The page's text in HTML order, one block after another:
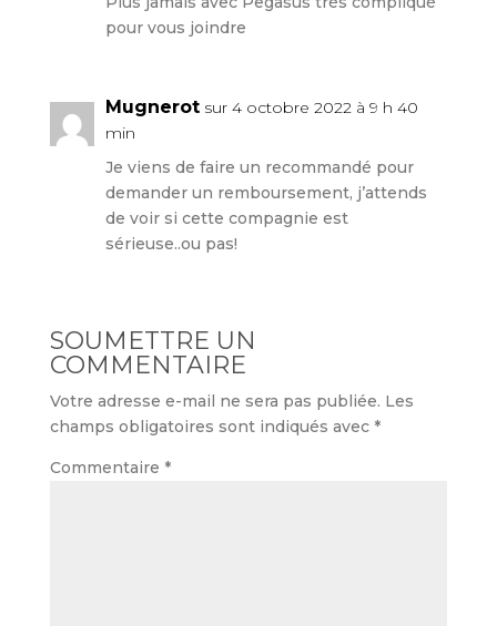
pour vous joindre
Mugnerot sur 4 octobre 2022 à 9 h 40
min
Je viens de faire un recommandé pour
demander un remboursement, j’attends
de voir si cette compagnie est
sérieuse..ou pas!
SOUMETTRE UN
COMMENTAIRE
Votre adresse e-mail ne sera pas publiée. Les
champs obligatoires sont indiqués avec *
Commentaire *